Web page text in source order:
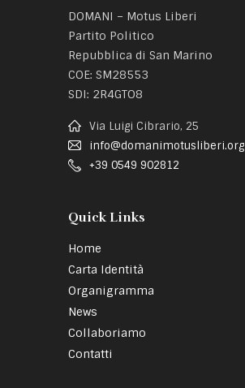
DOMANI – Motus Liberi
Partito Politico
Repubblica di San Marino
COE: SM28553
SDI: 2R4GTO8
Via Luigi Cibrario, 25
info@domanimotusliberi.org
+39 0549 902812
Quick Links
Home
Carta Identità
Organigramma
News
Collaboriamo
Contatti